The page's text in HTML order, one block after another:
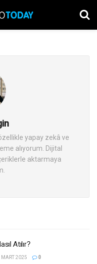
yapay zekâ ve
alıyorum. Dijital
aktarmaya
Atılır?
MART 2025 0